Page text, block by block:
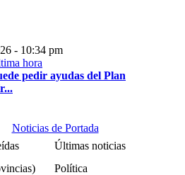
- 10:34 pm
pedir ayudas del Plan
Noticias de Portada
Últimas noticias
Política